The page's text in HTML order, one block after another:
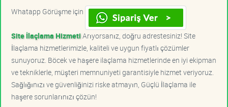
Whatapp Görüşme için
Site İlaçlama HizmetiArıyorsanız, doğru adrestesiniz! Site
İlaçlama hizmetlerimizle, kaliteli ve uygun fiyatlı çözümler
sunuyoruz. Böcek ve haşere ilaçlama hizmetlerinde en iyi ekipman
ve tekniklerle, müşteri memnuniyeti garantisiyle hizmet veriyoruz.
Sağlığınızı ve güvenliğinizi riske atmayın, Güçlü İlaçlama ile
haşere sorunlarınızı çözün!